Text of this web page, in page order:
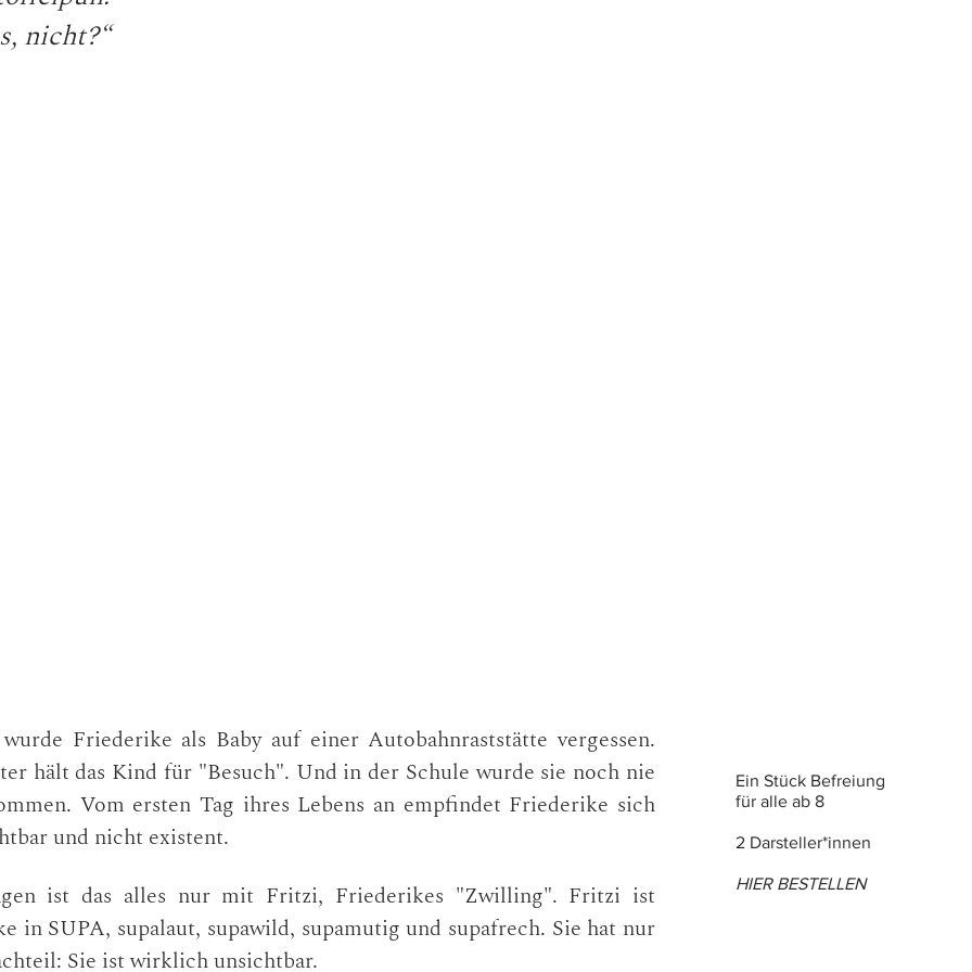
nicht?“
Friederike als Baby auf einer Autobahnraststätte vergessen.
hält das Kind für "Besuch". Und in der Schule wurde sie noch nie
Vom ersten Tag ihres Lebens an empfindet Friederike sich
und nicht existent.
ist das alles nur mit Fritzi, Friederikes "Zwilling". Fritzi ist
in SUPA, supalaut, supawild, supamutig und supafrech. Sie hat nur
Sie ist wirklich unsichtbar.
Ein Stück Befreiung
für alle ab 8
2 Darsteller*innen
HIER BESTELLEN